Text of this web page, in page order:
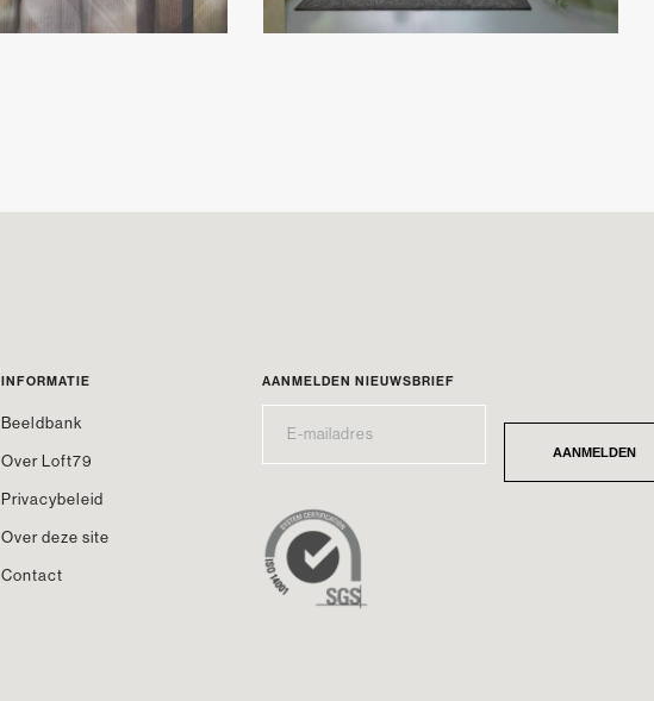
INFORMATIE
Beeldbank
Over Loft79
Privacybeleid
Over deze site
Contact
AANMELDEN NIEUWSBRIEF
AANMELDEN